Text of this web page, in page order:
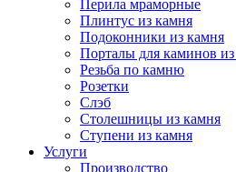
Перила мраморные
Плинтус из камня
Подоконники из камня
Порталы для каминов
Резьба по камню
Розетки
Слэб
Столешницы из камня
Ступени из камня
Услуги
Производство